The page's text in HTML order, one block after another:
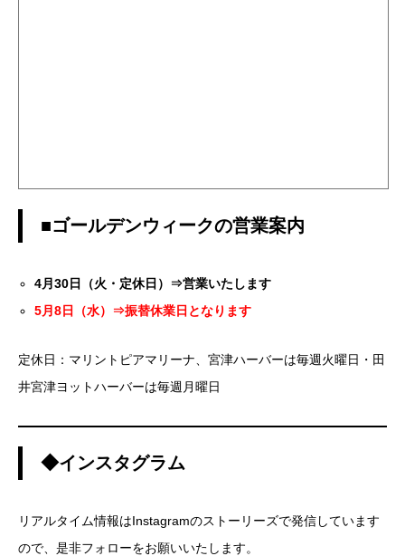
■ゴールデンウィークの営業案内
4月30日（火・定休日）⇒営業いたします
5月8日（水）⇒振替休業日となります
定休日：マリントピアマリーナ、宮津ハーバーは毎週火曜日・田
井宮津ヨットハーバーは毎週月曜日
◆インスタグラム
リアルタイム情報はInstagramのストーリーズで発信しています
ので、是非フォローをお願いいたします。